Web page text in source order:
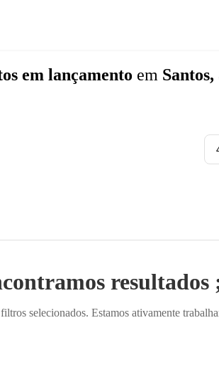
em lançamento em Santos,
resultados
selecionados. Estamos ativamente